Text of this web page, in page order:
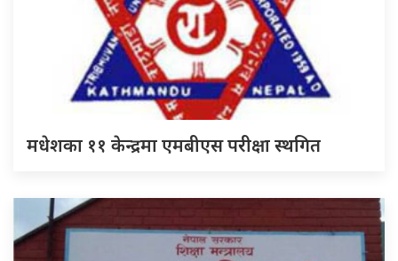
मधेशका ११ केन्द्रमा एमबीएस परीक्षा स्थगित